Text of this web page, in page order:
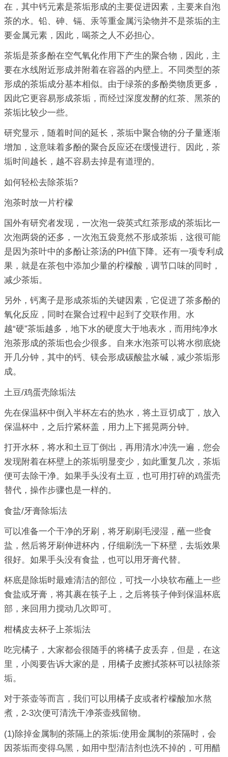
在，其中钙元素是茶垢形成的主要促进因素，主要来自泡
茶的水。铅、砷、镉、汞等重金属污染物并不是茶垢的主
要金属元素，因此，喝茶之人不必担心。
茶垢是茶多酚在空气氧化作用下产生的聚合物，因此，主
要在水线附近形成并附着在容器的内壁上。不同类型的茶
形成的茶垢成分基本相似。由于绿茶的多酚类物质更多，
因此它更容易形成茶垢，而经过深度发酵的红茶、黑茶的
茶垢比较少一些。
研究显示，随着时间的延长，茶垢中聚合物的分子量逐渐
增加，这意味着多酚的聚合反应还在缓慢进行。因此，茶
垢时间越长，越不容易去掉是有道理的。
如何轻松去除茶垢?
泡茶时放一片柠檬
国外有研究者发现，一次泡一袋英式红茶形成的茶垢比一
次泡两袋的还多，一次泡五袋竟然不形成茶垢，这很可能
是因为茶叶中的多酚让茶汤的PH值下降。还有一项专利成
果，就是在茶包中添加少量的柠檬酸，调节口味的同时，
减少茶垢。
另外，钙离子是形成茶垢的关键因素，它促进了茶多酚的
氧化反应，同时在聚合过程中起到了交联作用。水
越“硬”茶垢越多，地下水的硬度大于地表水，而用纯净水
泡茶形成的茶垢也会少很多。自来水泡茶可以将水彻底烧
开几分钟，其中的钙、镁会形成碳酸盐水碱，减少茶垢形
成。
土豆/鸡蛋壳除垢法
先在保温杯中倒入半杯左右的热水，将土豆切成丁，放入
保温杯中，之后拧紧杯盖，用力上下摇晃两分钟。
打开水杯，将水和土豆丁倒出，再用清水冲洗一遍，您会
发现附着在杯壁上的茶垢明显变少，如此重复几次，茶垢
便可去除干净。如果手头没有土豆，也可用打碎的鸡蛋壳
替代，操作步骤也是一样的。
食盐/牙膏除垢法
可以准备一个干净的牙刷，将牙刷刷毛浸湿，蘸一些食
盐，然后将牙刷伸进杯内，仔细刷洗一下杯壁，去垢效果
很好。如果手头没有食盐，也可以用牙膏代替。
杯底是除垢时最难清洁的部位，可找一小块软布蘸上一些
食盐或牙膏，将其裹在筷子上，之后将筷子伸到保温杯底
部，来回用力搅动几次即可。
柑橘皮去杯子上茶垢法
吃完橘子，大家都会很随手的将橘子皮丢弃，但是，在这
里，小阅要告诉大家的是，用橘子皮擦拭茶杯可以祛除茶
垢。
对于茶壶等而言，我们可以用橘子皮或者柠檬酸加水熬
煮，2-3次便可清洗干净茶壶残留物。
(1)除掉金属制的茶隔上的茶垢:使用金属制的茶隔时，会
因茶垢而变得乌黑，如用中型清洁剂也洗不掉的，可用醋